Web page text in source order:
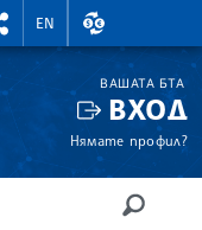
RIGHTMENU.SOCIAL
EN
ВАЛУТНИ
ВАШАТА БТА
ВХОД
Нямате профил?